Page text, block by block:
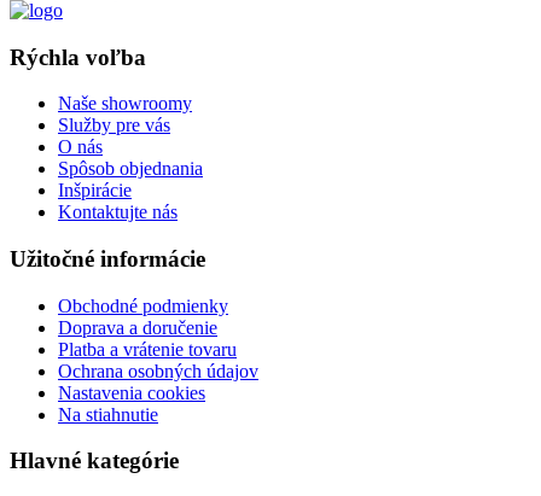
Rýchla voľba
Naše showroomy
Služby pre vás
O nás
Spôsob objednania
Inšpirácie
Kontaktujte nás
Užitočné informácie
Obchodné podmienky
Doprava a doručenie
Platba a vrátenie tovaru
Ochrana osobných údajov
Nastavenia cookies
Na stiahnutie
Hlavné kategórie